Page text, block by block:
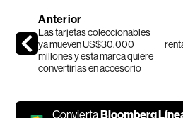
Anterior
Las tarjetas coleccionables
ya mueven US$30.000
millones y esta marca quiere
convertirlas en accesorio
ConviertaBloomberg